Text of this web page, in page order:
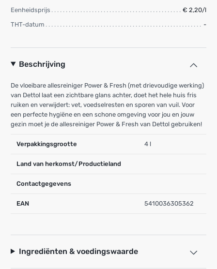
Eenheidsprijs
€ 2,20/l
THT-datum
-
Beschrijving
De vloeibare allesreiniger Power & Fresh (met drievoudige werking)
van Dettol laat een zichtbare glans achter, doet het hele huis fris
ruiken en verwijdert: vet, voedselresten en sporen van vuil. Voor
een perfecte hygiëne en een schone omgeving voor jou en jouw
gezin moet je de allesreiniger Power & Fresh van Dettol gebruiken!
Verpakkingsgrootte 4 l
Land van herkomst/Productieland
Contactgegevens
EAN 5410036305362
Ingrediënten & voedingswaarde